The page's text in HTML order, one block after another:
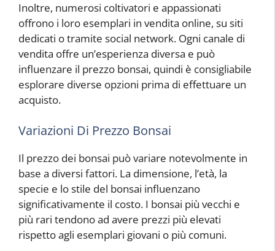
Inoltre, numerosi coltivatori e appassionati
offrono i loro esemplari in vendita online, su siti
dedicati o tramite social network. Ogni canale di
vendita offre un’esperienza diversa e può
influenzare il prezzo bonsai, quindi è consigliabile
esplorare diverse opzioni prima di effettuare un
acquisto.
Variazioni Di Prezzo Bonsai
Il prezzo dei bonsai può variare notevolmente in
base a diversi fattori. La dimensione, l’età, la
specie e lo stile del bonsai influenzano
significativamente il costo. I bonsai più vecchi e
più rari tendono ad avere prezzi più elevati
rispetto agli esemplari giovani o più comuni.